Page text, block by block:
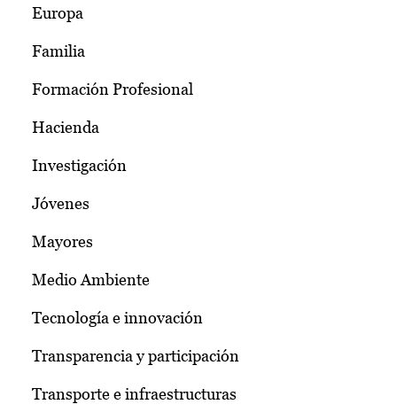
Europa
Familia
Formación Profesional
Hacienda
Investigación
Jóvenes
Mayores
Medio Ambiente
Tecnología e innovación
Transparencia y participación
Transporte e infraestructuras